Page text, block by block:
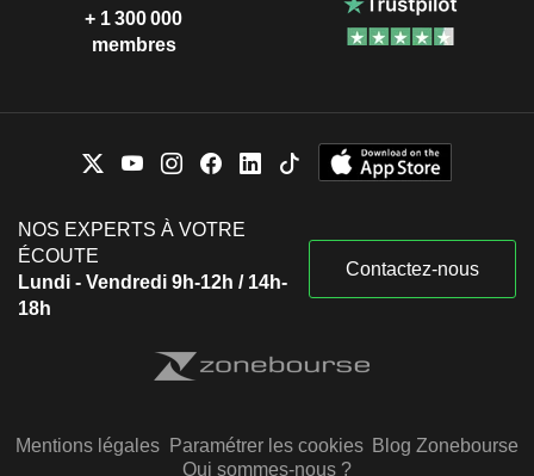
+ 1 300 000
membres
NOS EXPERTS À VOTRE
ÉCOUTE
Lundi - Vendredi 9h-12h / 14h-
18h
Contactez-nous
Mentions légales Paramétrer les cookies Blog Zonebourse
Qui sommes-nous ?